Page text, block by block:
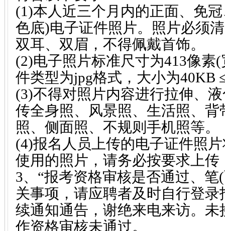
(1)本人近三个月内的正面、免
色底)电子证件照片。照片必须
双耳、双眉，不得佩戴首饰。
(2)电子照片标准尺寸为413像素
件类型为jpg格式，大小为40KB
(3)不得对照片内容进行拉伸、
传全身照、风景照、生活照、
照、侧面照、不规则手机照等。
(4)报名人员上传的电子证件照
使用的照片，请务必按要求上传
3、“报考资格审核是否通过、
关事项，请应聘者及时自行登
续通知通告，谢绝来电来访。
作资格审核未通过。